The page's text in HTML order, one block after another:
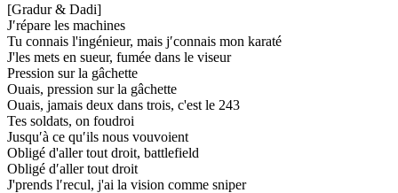
[Gradur & Dadi]
J′répare les machines
Tu connais l'ingénieur, mais j′connais mon karaté
J'les mets en sueur, fumée dans le viseur
Pression sur la gâchette
Ouais, pression sur la gâchette
Ouais, jamais deux dans trois, c'est le 243
Tes soldats, on foudroi
Jusqu′à ce qu′ils nous vouvoient
Obligé d'aller tout droit, battlefield
Obligé d′aller tout droit
J'prends l′recul, j'ai la vision comme sniper